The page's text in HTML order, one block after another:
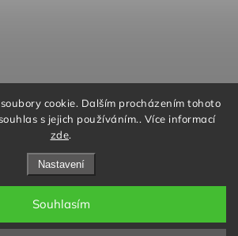
cookie. Dalším procházením tohoto
s jejich používáním.. Více informací
zde.
Nastavení
Souhlasím
podmínky
Reklamační řád
ochrany osobních údajů
Rafity.cz. Všechna práva vyhrazena.
Upravit nastavení cookies
"RAFITY15" na